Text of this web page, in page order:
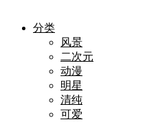
分类
风景
二次元
动漫
明星
清纯
可爱